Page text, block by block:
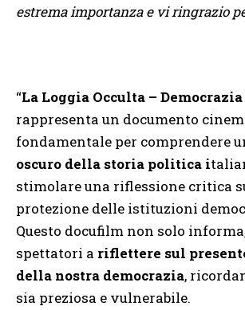
estrema importanza e vi ringrazio
“La Loggia Occulta –
rappresenta un documento
fondamentale per comprendere
oscuro della storia politica i
stimolare una riflessione critica
protezione delle istituzioni
Questo docufilm non solo
spettatori a riflettere sul
della nostra democrazia,
sia preziosa e vulnerabile.